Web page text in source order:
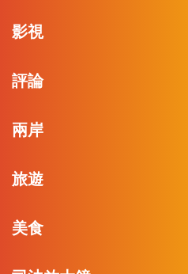
影視
評論
兩岸
旅遊
美食